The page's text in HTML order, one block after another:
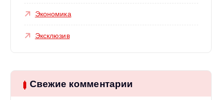
Экономика
Эксклюзив
Свежие комментарии